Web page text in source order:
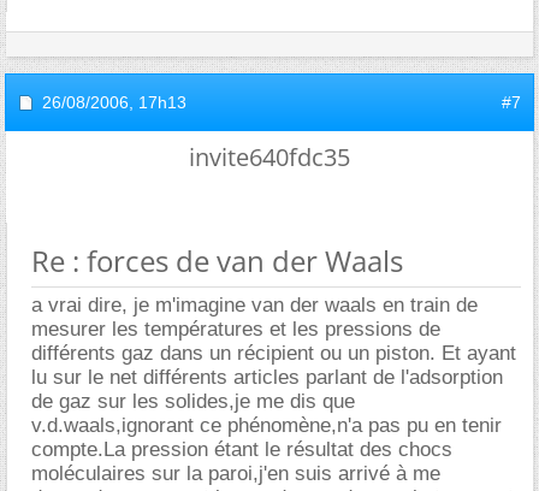
26/08/2006, 17h13 #7
invite640fdc35
Re : forces de van der Waals
a vrai dire, je m'imagine van der waals en train de
mesurer les températures et les pressions de
différents gaz dans un récipient ou un piston. Et ayant
lu sur le net différents articles parlant de l'adsorption
de gaz sur les solides,je me dis que
v.d.waals,ignorant ce phénomène,n'a pas pu en tenir
compte.La pression étant le résultat des chocs
moléculaires sur la paroi,j'en suis arrivé à me